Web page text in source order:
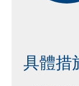
具體措